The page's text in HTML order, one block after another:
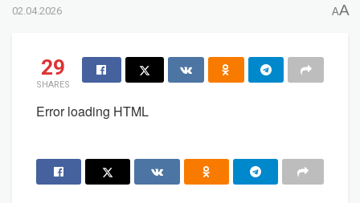
02.04.2026 AA
29
SHARES
Error loading HTML